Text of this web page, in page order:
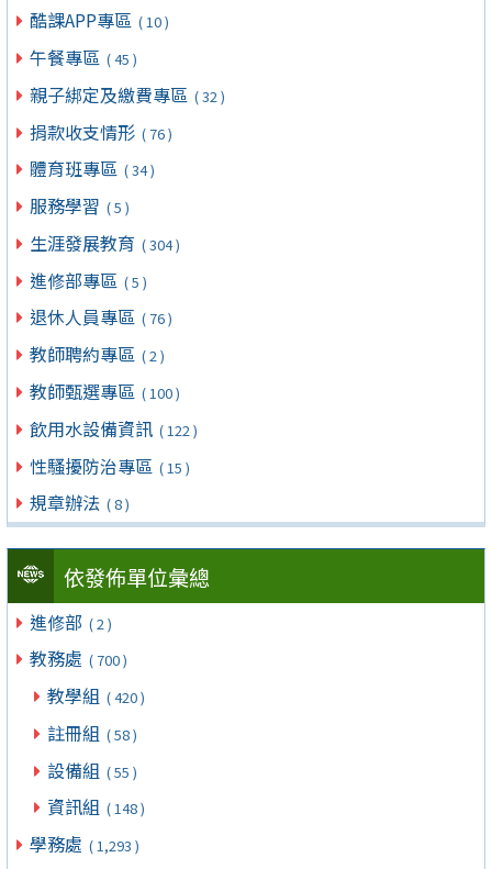
酷課APP專區 ( 10 )
午餐專區 ( 45 )
親子綁定及繳費專區 ( 32 )
捐款收支情形 ( 76 )
體育班專區 ( 34 )
服務學習 ( 5 )
生涯發展教育 ( 304 )
進修部專區 ( 5 )
退休人員專區 ( 76 )
教師聘約專區 ( 2 )
教師甄選專區 ( 100 )
飲用水設備資訊 ( 122 )
性騷擾防治專區 ( 15 )
規章辦法 ( 8 )
依發佈單位彙總
進修部 ( 2 )
教務處 ( 700 )
教學組 ( 420 )
註冊組 ( 58 )
設備組 ( 55 )
資訊組 ( 148 )
學務處 ( 1,293 )